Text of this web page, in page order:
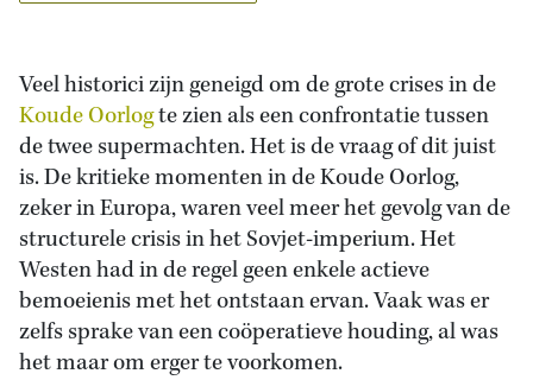
Veel historici zijn geneigd om de grote crises in de
Koude Oorlogte zien als een confrontatie tussen
de twee supermachten. Het is de vraag of dit juist
is. De kritieke momenten in de Koude Oorlog,
zeker in Europa, waren veel meer het gevolg van de
structurele crisis in het Sovjet-imperium. Het
Westen had in de regel geen enkele actieve
bemoeienis met het ontstaan ervan. Vaak was er
zelfs sprake van een coöperatieve houding, al was
het maar om erger te voorkomen.